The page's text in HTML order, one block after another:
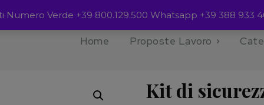
Home Proposte Lavoro
ancoraggio Kiosk a Selfpay
Kit di
Numero Verde +39 800.129.500 Whatsapp +39 388 933